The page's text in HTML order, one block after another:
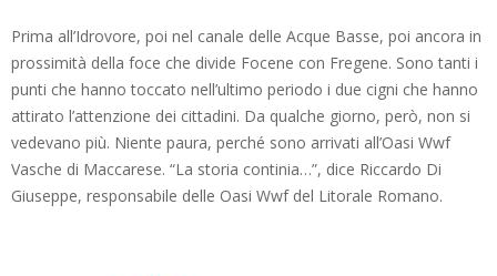
Prima all’Idrovore, poi nel canale delle Acque Basse, poi ancora in
prossimità della foce che divide Focene con Fregene. Sono tanti i
punti che hanno toccato nell’ultimo periodo i due cigni che hanno
attirato l’attenzione dei cittadini. Da qualche giorno, però, non si
vedevano più. Niente paura, perché sono arrivati all’Oasi Wwf
Vasche di Maccarese. “La storia continia…”, dice Riccardo Di
Giuseppe, responsabile delle Oasi Wwf del Litorale Romano.